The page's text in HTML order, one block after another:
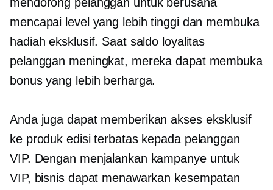
mencapai level yang lebih tinggi dan membuka
hadiah eksklusif. Saat saldo loyalitas
pelanggan meningkat, mereka dapat membuka
bonus yang lebih berharga.
Anda juga dapat memberikan akses eksklusif
ke produk edisi terbatas kepada pelanggan
VIP. Dengan menjalankan kampanye untuk
VIP, bisnis dapat menawarkan kesempatan